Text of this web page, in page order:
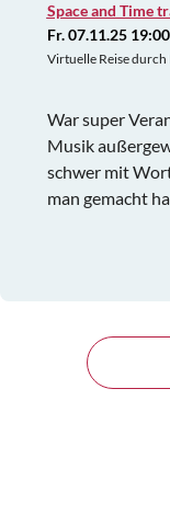
Space and Time
Fr. 07.11.25 19:00
Virtuelle Reise durch
War super
Musik
schwer mit
man gemacht